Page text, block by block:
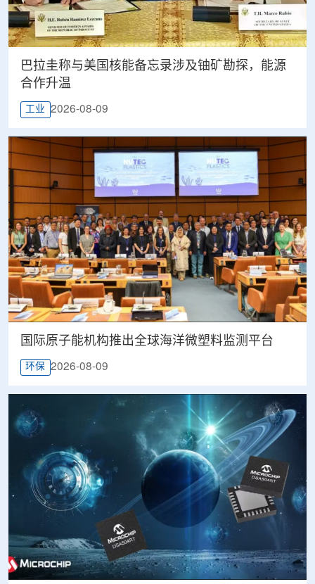
巴拉圭称与美国核能备忘录涉及铀矿勘探，能源
合作升温
工业 2026-08-09
国际原子能机构推出全球海洋微塑料监测平台
环保 2026-08-09